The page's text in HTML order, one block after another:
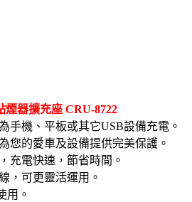
器擴充座 CRU-8722
手機、平板或其它USB設備充電。
您的愛車及設備提供完美保護。
充電快速，節省時間。
，可更靈活運用。
用。